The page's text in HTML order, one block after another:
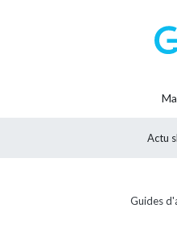
Actu
Guides